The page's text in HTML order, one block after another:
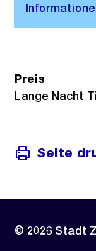
Preis
Lange Nacht
Seite
© 2026 Stadt